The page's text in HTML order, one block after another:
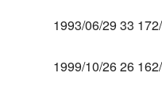
1993/06/29 33
1999/10/2626